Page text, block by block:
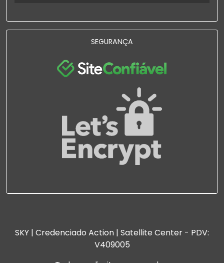
SEGURANÇA
SKY | Credenciado Action | Satellite Center - PDV:
V409005